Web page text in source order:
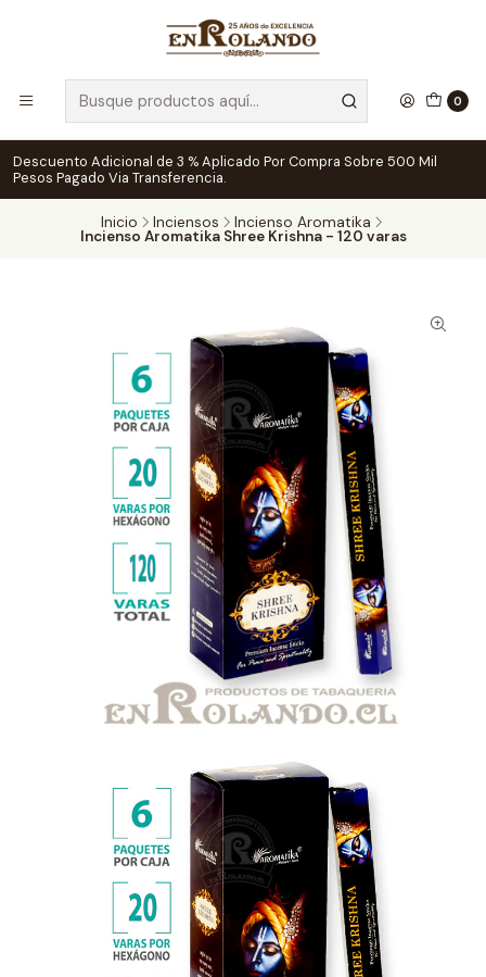
0
Descuento Adicional de 3 % Aplicado Por Compra Sobre 500 Mil
Pesos Pagado Via Transferencia.
Inicio Inciensos Incienso Aromatika
Incienso Aromatika Shree Krishna - 120 varas